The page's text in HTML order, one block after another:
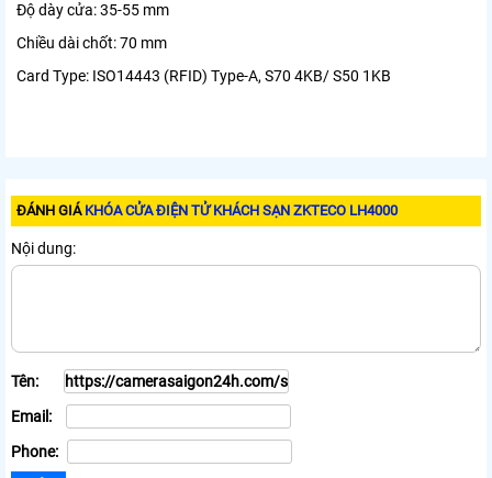
Độ dày cửa: 35-55 mm
Chiều dài chốt: 70 mm
Card Type: ISO14443 (RFID) Type-A, S70 4KB/ S50 1KB
ĐÁNH GIÁ KHÓA CỬA ĐIỆN TỬ KHÁCH SẠN ZKTECO LH4000
Nội dung:
Tên:
Email:
Phone: